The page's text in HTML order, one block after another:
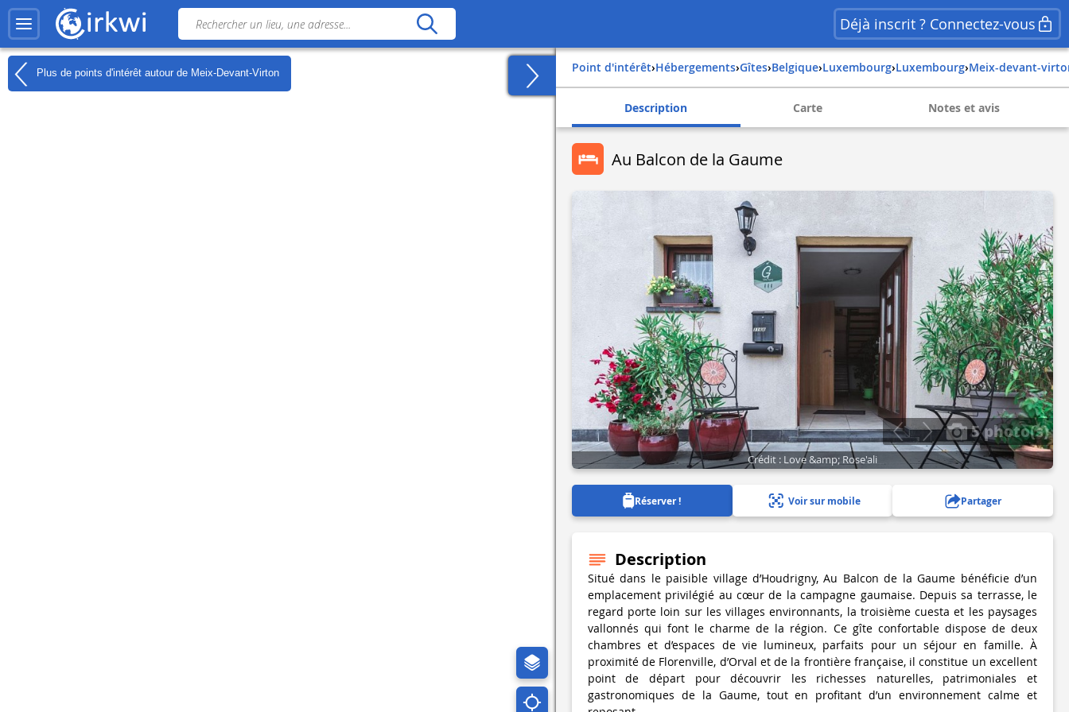
Déjà inscrit ? Connectez-vous
Plus de points d'intérêt autour de Meix-Devant-Virton Point d'intérêt› Hébergements› Gîtes› belgique› luxembourg› luxembourg› meix-devant-
Description Carte Notes et avis
Au Balcon de la Gaume
5 photo(s)
Crédit : Love &amp; Rose'ali
Réserver ! Voir sur mobile Partager
Description
Situé dans le paisible village d’Houdrigny, Au Balcon de la Gaume bénéficie d’un
emplacement privilégié au cœur de la campagne gaumaise. Depuis sa terrasse, le
regard porte loin sur les villages environnants, la troisième cuesta et les paysages
vallonnés qui font le charme de la région. Ce gîte confortable dispose de deux
chambres et d’espaces de vie lumineux, parfaits pour un séjour en famille. À
proximité de Florenville, d’Orval et de la frontière française, il constitue un excellent
point de départ pour découvrir les richesses naturelles, patrimoniales et
gastronomiques de la Gaume, tout en profitant d’un environnement calme et